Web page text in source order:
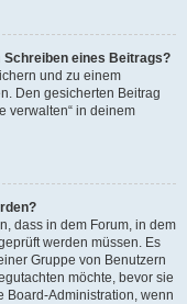
Schreiben eines Beitrags?
und zu einem
Den gesicherten Beitrag
verwalten“ in deinem
dass in dem Forum, in dem
werden müssen. Es
Gruppe von Benutzern
möchte, bevor sie
Board-Administration, wenn